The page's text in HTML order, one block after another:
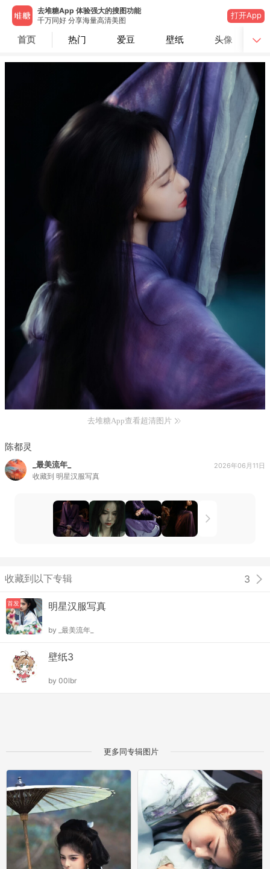
去堆糖App 体验强大的搜图功能
千万同好 分享海量高清美图
打开App
首页 热门 爱豆 壁纸 头像
去堆糖App查看超清图片
陈都灵
_最美流年_
收藏到 明星汉服写真
2026年06月11日
收藏到以下专辑 3
首发 明星汉服写真
by _最美流年_
壁纸3
by 00lbr
更多同专辑图片